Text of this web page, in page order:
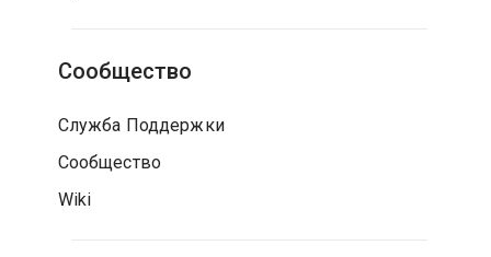
Сообщество
Служба Поддержки
Сообщество
Wiki